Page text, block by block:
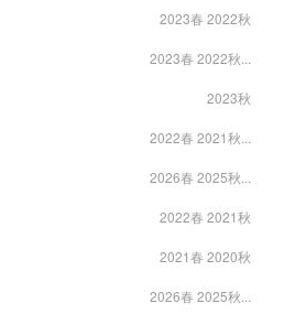
2023春 2022秋
2023春 2022秋...
2023秋
2022春 2021秋...
2026春 2025秋...
2022春 2021秋
2021春 2020秋
2026春 2025秋...